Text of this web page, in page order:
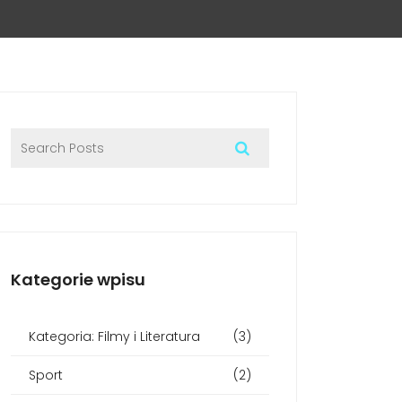
Kategorie wpisu
Kategoria: Filmy i Literatura (3)
Sport (2)